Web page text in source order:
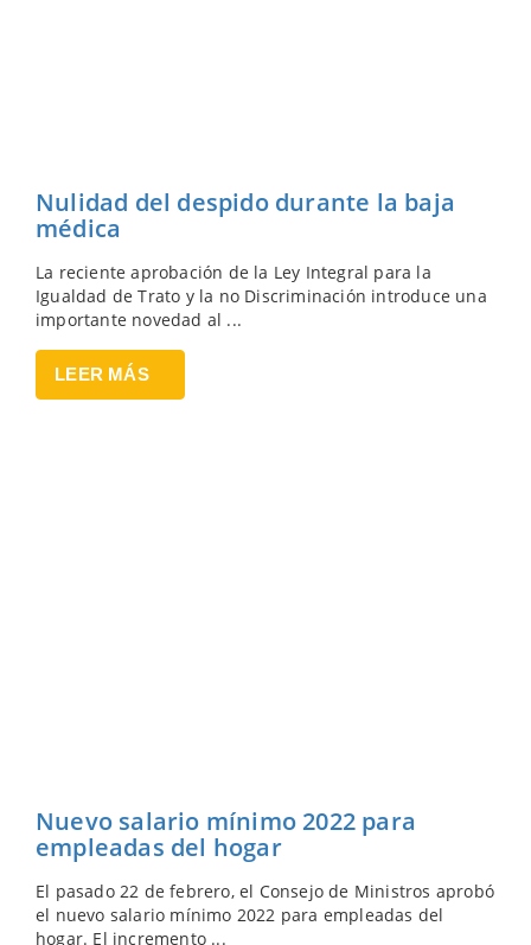
Nulidad del despido durante la baja
médica
La reciente aprobación de la Ley Integral para la
Igualdad de Trato y la no Discriminación introduce una
importante novedad al ...
LEER MÁS
Nuevo salario mínimo 2022 para
empleadas del hogar
El pasado 22 de febrero, el Consejo de Ministros aprobó
el nuevo salario mínimo 2022 para empleadas del
hogar. El incremento ...